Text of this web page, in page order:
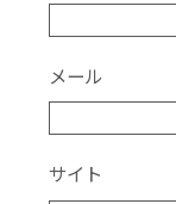
メール
サイト